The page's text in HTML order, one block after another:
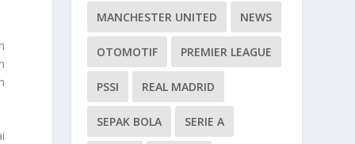
MANCHESTER UNITED NEWS
OTOMOTIF PREMIER LEAGUE
PSSI REAL MADRID
SEPAK BOLA SERIE A